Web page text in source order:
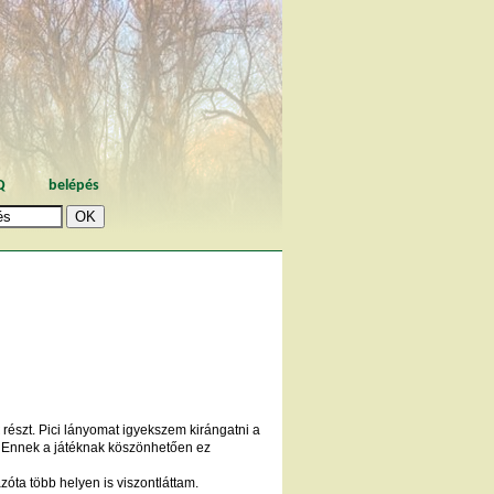
belépés
Pici lányomat igyekszem kirángatni a
a játéknak köszönhetően ez
több helyen is viszontláttam.